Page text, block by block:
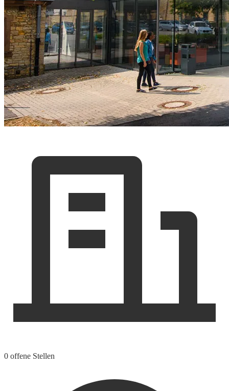
0 offene Stellen